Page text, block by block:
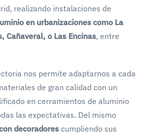
realizando instalaciones de
en urbanizaciones como La
Cañaveral, o Las Encinas, entre
nos permite adaptarnos a cada
de gran calidad con un
en cerramientos de aluminio
las expectativas. Del mismo
decoradorescumpliendo sus